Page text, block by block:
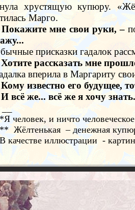
хрустящую купюру.
Марго.
мне свои руки, –
присказки гадалок
рассказать мне
вперила в Маргариту
известно его будущее,
всё же... всё же я хочу
__
*Я человек, и ничто
** Жёлтенькая – денежная
В качестве иллюстрации -